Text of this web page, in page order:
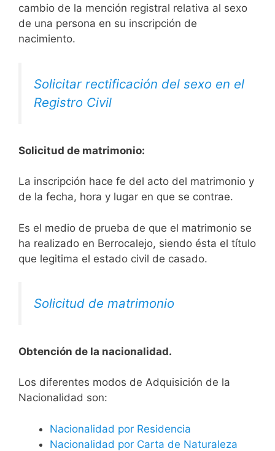
cambio de la mención registral relativa al sexo
de una persona en su inscripción de
nacimiento.
Solicitar rectificación del sexo en el
Registro Civil
Solicitud de matrimonio:
La inscripción hace fe del acto del matrimonio y
de la fecha, hora y lugar en que se contrae.
Es el medio de prueba de que el matrimonio se
ha realizado en Berrocalejo, siendo ésta el título
que legitima el estado civil de casado.
Solicitud de matrimonio
Obtención de la nacionalidad.
​​​Los diferentes modos de Adquisición de la
Nacionalidad son:
Nacionalidad por Residencia
Nacionalidad por Carta de Naturaleza